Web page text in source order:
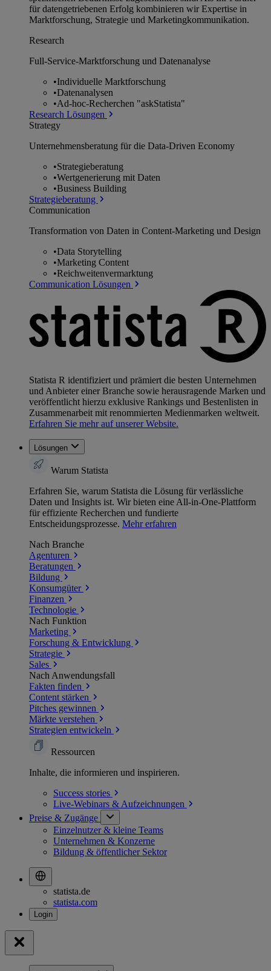
für datengetriebenen Erfolg kombinieren wir Expertise in
Marktforschung, Strategie und Marketingkommunikation.
Research
Full-Service-Marktforschung und Datenanalyse
•Individuelle Marktforschung
•Datenanalysen
•Ad-hoc-Recherchen "askStatista"
Research Lösungen
Strategy
Unternehmens­beratung für die Data-Driven Economy
•Strategieberatung
•Wertgenerierung mit Daten
•Business Building
Strategieberatung
Communication
Transformation von Daten in Content-Marketing und Design
•Data Storytelling
•Marketing Content
•Reichweitenvermarktung
Communication Lösungen
Statista R identifiziert und prämiert die besten Unternehmen
und Anbieter einer Branche sowie herausragende Marken und
veröffentlicht hierzu exklusive Rankings und Bestenlisten in
Zusammenarbeit mit renommierten Medienmarken weltweit.
Erfahren Sie mehr auf unserer Website.
Lösungen
Warum Statista
Erfahren Sie, warum Statista die Lösung für verlässliche
Daten und Insights ist. Wir bieten eine All-in-One-Plattform
für effiziente Recherchen und fundierte
Entscheidungsprozesse. Mehr erfahren
Nach Branche
Agenturen
Beratungen
Bildung
Konsumgüter
Finanzen
Technologie
Nach Funktion
Marketing
Forschung & Entwicklung
Strategie
Sales
Nach Anwendungsfall
Fakten finden
Content stärken
Pitches gewinnen
Märkte verstehen
Strategien entwickeln
Ressourcen
Inhalte, die informieren und inspirieren.
Success stories
Live-Webinars & Aufzeichnungen
Preise & Zugänge
Einzelnutzer & kleine Teams
Unternehmen & Konzerne
Bildung & öffentlicher Sektor
statista.de
statista.com